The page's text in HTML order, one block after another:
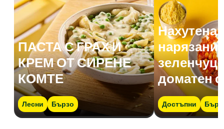
ПАСТА С ГРАХ И
КРЕМ ОТ СИРЕНЕ
КОМТЕ
Лесни Бързо
Нахутена
нарязани
доматен
Достъпни